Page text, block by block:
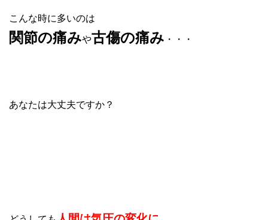
こんな時に多いのは
関節の痛みや古傷の痛み ・・・
あなたは大丈夫ですか？